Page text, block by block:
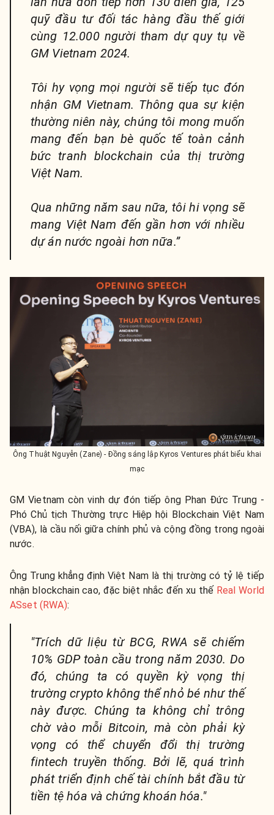
quỹ đầu tư đối tác hàng đầu thế giới
cùng 12.000 người tham dự quy tụ về
GM Vietnam 2024.
Tôi hy vọng mọi người sẽ tiếp tục đón
nhận GM Vietnam. Thông qua sự kiện
thường niên này, chúng tôi mong muốn
mang đến bạn bè quốc tế toàn cảnh
bức tranh blockchain của thị trường
Việt Nam.
Qua những năm sau nữa, tôi hi vọng sẽ
mang Việt Nam đến gần hơn với nhiều
dự án nước ngoài hơn nữa.”
Ông Thuật Nguyễn (Zane) - Đồng sáng lập Kyros Ventures phát biểu khai
mạc
GM Vietnam còn vinh dự đón tiếp ông Phan Đức Trung -
Phó Chủ tịch Thường trực Hiệp hội Blockchain Việt Nam
(VBA), là cầu nốigiữa chính phủ và cộng đồng trong ngoài
nước.
Ông Trung khẳng định Việt Nam là thị trường có tỷ lệ tiếp
nhận blockchain cao, đặc biệt nhắc đến xu thế Real World
ASset (RWA):
"Trích dữ liệu từ BCG, RWA sẽ chiếm
10% GDP toàn cầu trong năm 2030. Do
đó, chúng ta có quyền kỳ vọng thị
trường crypto không thể nhỏ bé như thế
này được. Chúng ta không chỉ trông
chờ vào mỗi Bitcoin, mà còn phải kỳ
vọng có thể chuyển đổi thị trường
fintech truyền thống. Bởi lẽ, quá trình
phát triển định chế tài chính bắt đầu từ
tiền tệ hóa và chứng khoán hóa."